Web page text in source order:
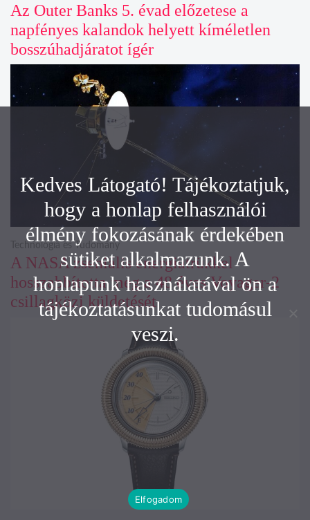
Az Outer Banks 5. évad előzetese a
napfényes kalandok helyett kíméletlen
bosszúhadjáratot ígér
A NASA zseniális energiatrükkel
hosszabbította meg a 48 éves Voyager-2
csillagközi küldetését
Technológia és Tudomány
Kedves Látogató! Tájékoztatjuk,
hogy a honlap felhasználói
élmény fokozásának érdekében
sütiket alkalmazunk. A
honlapunk használatával ön a
tájékoztatásunkat tudomásul
veszi.
Elfogadom